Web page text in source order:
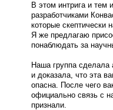
В этом интрига и тем
разработчиками
которые скептически
Я же предлагаю
понаблюдать за
Наша группа сделала
и доказала, что эта
опасна. После чего
официально связь с
признали.